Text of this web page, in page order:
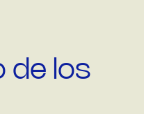
de los